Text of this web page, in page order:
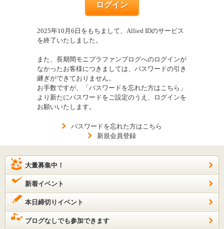
ログイン
2025年10月6日をもちまして、Allied IDのサービス
を終了いたしました。
また、長期間モニプラファンブログへのログインが
なかったお客様につきましては、パスワードの引き
継ぎができておりません。
お手数ですが、「パスワードを忘れた方はこちら」
より新たにパスワードをご設定のうえ、ログインを
お願いいたします。
パスワードを忘れた方はこちら
新規会員登録
大量募集中！
新着イベント
本日締切りイベント
ブログなしでも参加できます